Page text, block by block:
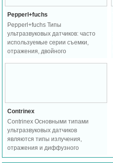
Pepperl+fuchs
Pepperl+fuchs Типы
ультразвуковых датчиков: часто
используемые серии съемки,
отражения, двойного
Contrinex
Contrinex Основными типами
ультразвуковых датчиков
являются типы излучения,
отражения и диффузного
отражения. Диапазон